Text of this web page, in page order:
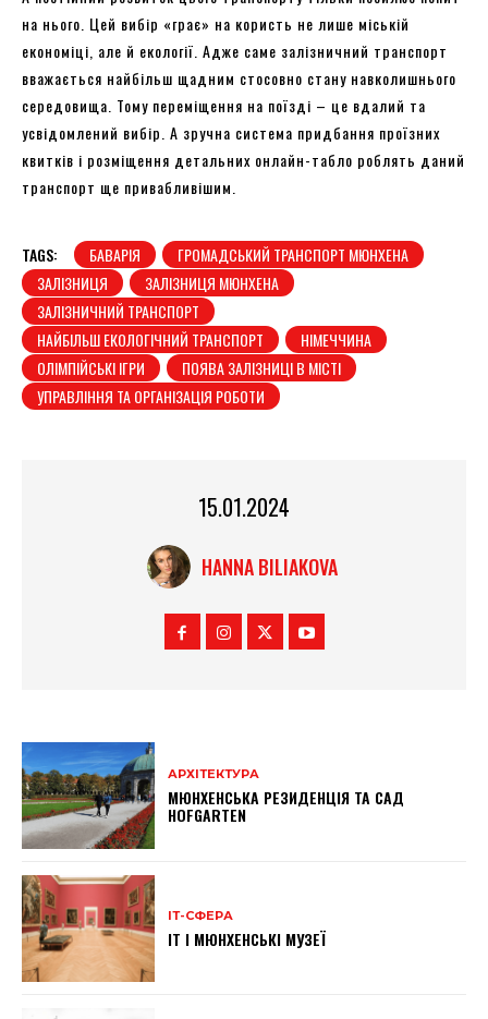
на нього. Цей вибір «грає» на користь не лише міській
економіці, але й екології. Адже саме залізничний транспорт
вважається найбільш щадним стосовно стану навколишнього
середовища. Тому переміщення на поїзді – це вдалий та
усвідомлений вибір. А зручна система придбання проїзних
квитків і розміщення детальних онлайн-табло роблять даний
транспорт ще привабливішим.
TAGS: БАВАРІЯ
ГРОМАДСЬКИЙ ТРАНСПОРТ МЮНХЕНА
ЗАЛІЗНИЦЯ
ЗАЛІЗНИЦЯ МЮНХЕНА
ЗАЛІЗНИЧНИЙ ТРАНСПОРТ
НАЙБІЛЬШ ЕКОЛОГІЧНИЙ ТРАНСПОРТ
НІМЕЧЧИНА
ОЛІМПІЙСЬКІ ІГРИ
ПОЯВА ЗАЛІЗНИЦІ В МІСТІ
УПРАВЛІННЯ ТА ОРГАНІЗАЦІЯ РОБОТИ
15.01.2024
HANNA BILIAKOVA
АРХІТЕКТУРА
МЮНХЕНСЬКА РЕЗИДЕНЦІЯ ТА САД
HOFGARTEN
ІТ-СФЕРА
IT І МЮНХЕНСЬКІ МУЗЕЇ